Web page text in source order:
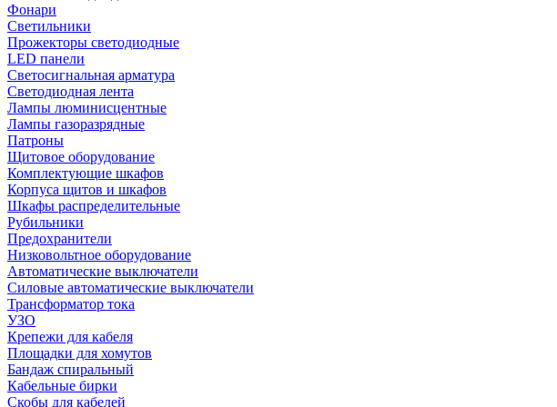
Фонари
Светильники
Прожекторы светодиодные
LED панели
Светосигнальная арматура
Светодиодная лента
Лампы люминисцентные
Лампы газоразрядные
Патроны
Щитовое оборудование
Комплектующие шкафов
Корпуса щитов и шкафов
Шкафы распределительные
Рубильники
Предохранители
Низковольтное оборудование
Автоматические выключатели
Силовые автоматические выключатели
Трансформатор тока
УЗО
Крепежи для кабеля
Площадки для хомутов
Бандаж спиральный
Кабельные бирки
Cкобы для кабелей